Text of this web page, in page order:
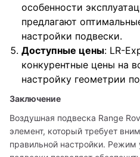
особенности
предлагают
настройки подвески.
Доступные цены: LR-
конкурентные цены на
настройку геометрии
Заключение
Воздушная подвеска Range
элемент, который требует
правильной настройки. Режим